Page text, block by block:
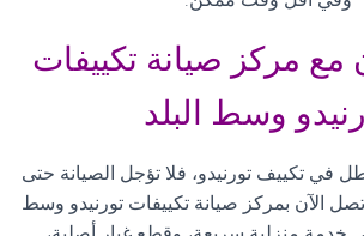
مع مركز صيانة تكييفات
وسط البلد
في تكييف تورنيدو، فلا تؤجل الصيانة حتى
الآن بمركز صيانة تكييفات تورنيدو وسط